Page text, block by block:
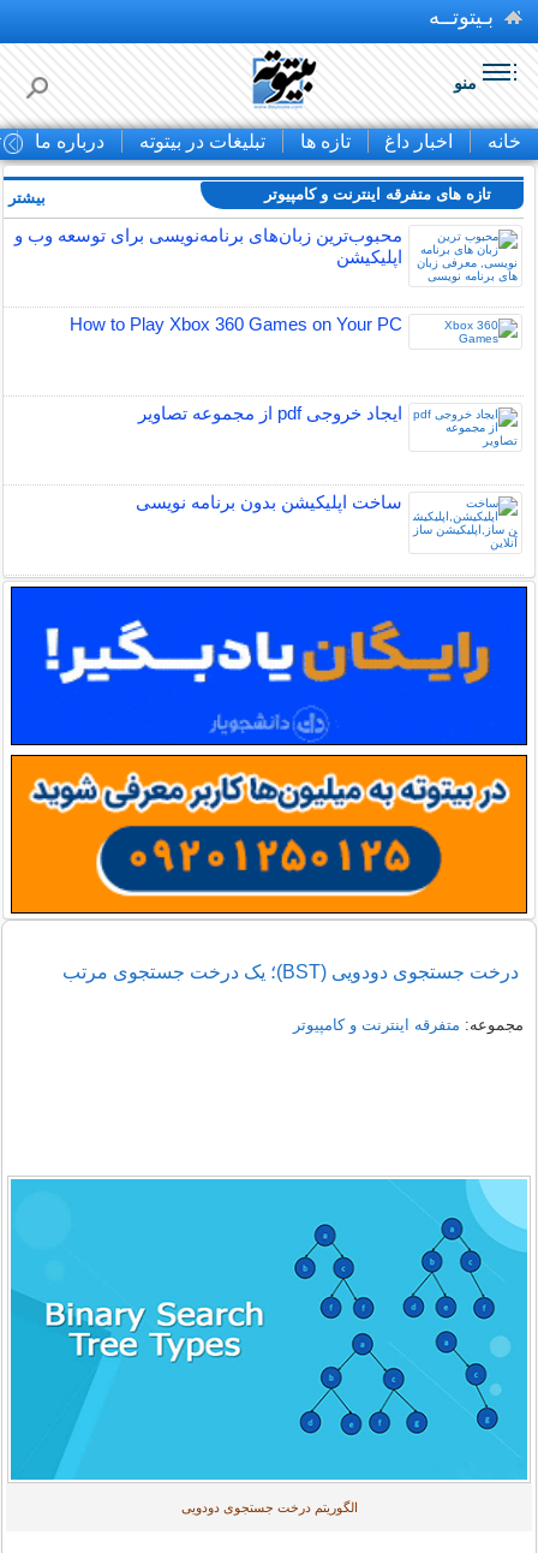
بـیتوتــه
منو
خانه اخبار داغ تازه ها تبلیغات در بیتوته درباره ما
تازه های متفرقه اينترنت و كامپيوتر
محبوب‌ترین زبان‌های برنامه‌نویسی برای توسعه وب و
اپلیکیشن
How to Play Xbox 360 Games on Your PC
ایجاد خروجی pdf از مجموعه تصاویر
ساخت اپلیکیشن بدون برنامه نویسی
بیشتر
درخت جستجوی دودویی (BST)؛ یک درخت جستجوی مرتب
مجموعه: متفرقه اينترنت و كامپيوتر
الگوریتم درخت جستجوی دودویی